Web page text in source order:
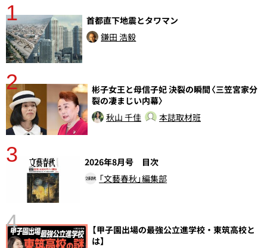
1
首都直下地震とタワマン
鎌田 浩毅
2
彬子女王と母信子妃 決裂の瞬間〈三笠宮家分
裂の凄まじい内幕〉
秋山 千佳
本誌取材班
3
2026年8月号 目次
「文藝春秋」編集部
4
【甲子園出場の最強公立進学校・東筑高校と
は】